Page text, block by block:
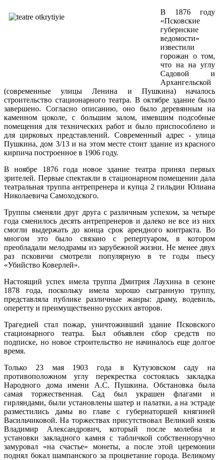
В 1876 году
«Псковские
губернские
ведомости»
известили
горожан о том,
что на на углу
Садовой и
Архангельской
(современные улицы Ленина и Пушкина) началось
строительство стационарного театра. В октябре здание было
завершено. Согласно описанию, оно было деревянным на
каменном цоколе, с большим залом, имевшим подсобные
помещения для технических работ и было приспособлено и
для цирковых представлений. Современный адрес - улица
Пушкина, дом 3/13 и на этом месте стоит здание из красного
кирпича построенное в 1906 году.
В ноябре 1876 года новое здание театра принял первых
зрителей. Первые спектакли в стационарном помещении дала
театральная труппа антрепренера и купца 2 гильдии Юлиана
Николаевича Самоходского.
Труппы сменяли друг друга с различным успехом, за четыре
года сменилось десять антрепренеров и далеко не все из них
смогли выдержать до конца срок арендного контракта. Во
многом это было связано с репертуаром, в котором
преобладали мелодрамы из зарубежной жизни. Не менее двух
раз псковичи смотрели популярную в те годы пьесу
«Убийство Коверлей».
Настоящий успех имела труппа Дмитрия Лаухина в сезоне
1878 года, поскольку имела хорошо сыгранную труппу,
представляла публике различные жанры: драму, водевиль,
оперетту и преимущественно русских авторов.
Трагедией стал пожар, уничтоживший здание Псковского
стационарного театра. Был объявлен сбор средств по
подписке, но новое строительство не начиналось еще долгое
время.
Только 23 мая 1903 года в Кутузовском саду на
противоположном углу перекрестка состоялась закладка
Народного дома имени А.С. Пушкина. Обстановка была
самая торжественная. Сад был украшен флагами и
гирляндами, были установлены шатер и палатки, а на эстраде
разместились дамы во главе с губернаторшей княгиней
Васильчиковой. На торжествах присутствовал Великий князь
Владимир Александрович, который после молебна и
установки закладного камня с табличкой собственноручно
замуровал «на счастье» монеты, а после этой церемонии
поднял бокал шампанского за процветание города. Великому